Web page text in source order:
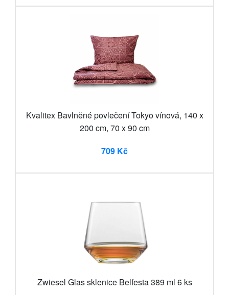
Kvalitex Bavlněné povlečení Tokyo vínová, 140 x
200 cm, 70 x 90 cm
709 Kč
Zwiesel Glas sklenice Belfesta 389 ml 6 ks